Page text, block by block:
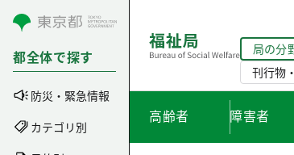
コンテンツにスキップ
都全体で探す
防災・緊急情報
カテゴリ別
局の分
刊行物
高齢者 障害者